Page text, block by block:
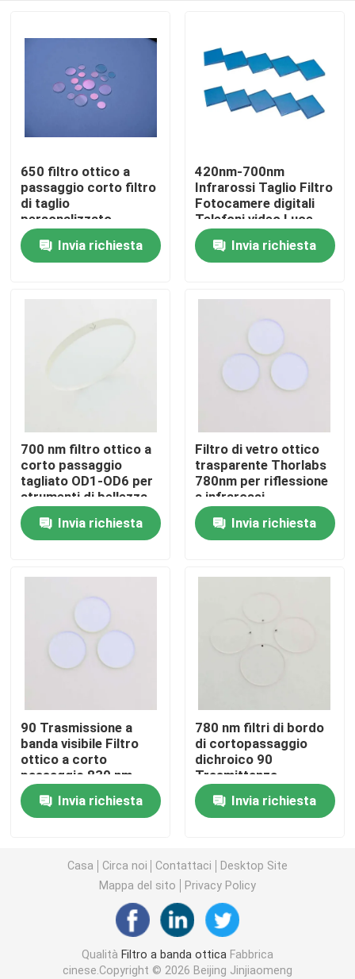
Casa
Prodotti
Video
Contattaci
Richiedere un preventivo
Filtro di banda IR
Filtro di passaggio a banda UV
ITO vetro di protezione elettromagnetica
Filtri per analizzatori biochimici
Filtro di banda visibile
Filtro ottico a lungo passaggio
Filtro ottico a corto passaggio
650 filtro ottico a
passaggio corto filtro
di taglio
personalizzato
Invia richiesta
420nm-700nm
Infrarossi Taglio Filtro
Fotocamere digitali
Telefoni video Luce
visibile
Invia richiesta
700 nm filtro ottico a
corto passaggio
tagliato OD1-OD6 per
strumenti di bellezza
Invia richiesta
Filtro di vetro ottico
trasparente Thorlabs
780nm per riflessione
a infrarossi
Invia richiesta
90 Trasmissione a
banda visibile Filtro
ottico a corto
passaggio 830 nm
Invia richiesta
780 nm filtri di bordo
di cortopassaggio
dichroico 90
Trasmittanza
88*88*1.1mm
Invia richiesta
Casa Circa noi Contattaci
Desktop Site
Mappa del sito
Privacy Policy
Qualità Filtro a banda ottica Fabbrica
cinese.Copyright © 2026 Beijing Jinjiaomeng